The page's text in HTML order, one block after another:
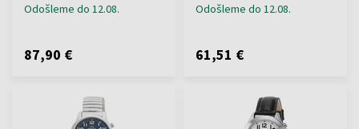
Odošleme do 12.08.
87,90 €
Odošleme do 12.08.
61,51 €